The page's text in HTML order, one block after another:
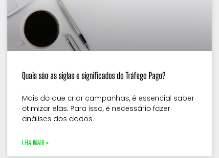
Quais são as siglas e significados do Tráfego Pago?
Mais do que criar campanhas, é essencial saber
otimizar elas. Para isso, é necessário fazer
análises dos dados.
LEIA MAIS »